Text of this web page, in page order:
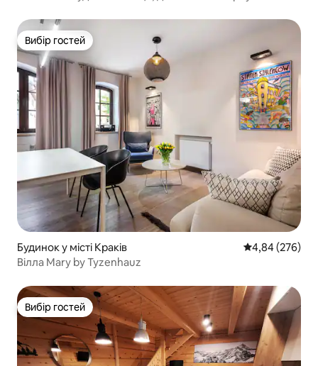
Вибір гостей
Вибір гостей
Будинок у місті Краків Середня
4,84 (276)
Вілла Mary by Tyzenhauz
Вибір гостей
Вибір гостей